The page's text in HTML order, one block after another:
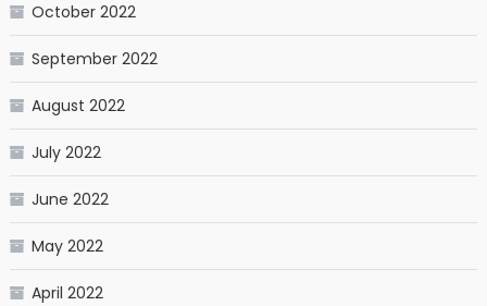
October 2022
September 2022
August 2022
July 2022
June 2022
May 2022
April 2022